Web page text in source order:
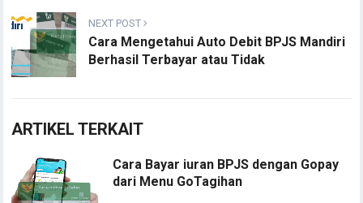
NEXT POST
Cara Mengetahui Auto Debit BPJS Mandiri
Berhasil Terbayar atau Tidak
ARTIKEL TERKAIT
Cara Bayar iuran BPJS dengan Gopay
dari Menu GoTagihan